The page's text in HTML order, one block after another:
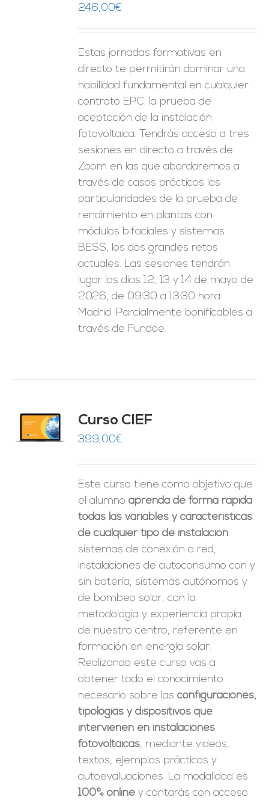
246,00€
Estas jornadas formativas en
directo te permitirán dominar una
habilidad fundamental en cualquier
contrato EPC: la prueba de
aceptación de la instalación
fotovoltaica. Tendrás acceso a tres
sesiones en directo a través de
Zoom en las que abordaremos a
través de casos prácticos las
particularidades de la prueba de
rendimiento en plantas con
módulos bifaciales y sistemas
BESS, los dos grandes retos
actuales. Las sesiones tendrán
lugar los días 12, 13 y 14 de mayo de
2026, de 09:30 a 13:30 hora
Madrid. Parcialmente bonificables a
través de Fundae.
Curso CIEF
399,00€
Este curso tiene como objetivo que
el alumnoaprenda de forma rápida
todas las variables y características
de cualquier tipo de instalación:
sistemas de conexión a red,
instalaciones de autoconsumo con y
sin batería, sistemas autónomos y
de bombeo solar, con la
metodología y experiencia propia
de nuestro centro, referente en
formación en energía solar.
Realizando este curso vas a
obtener todo el conocimiento
necesario sobre lasconfiguraciones,
tipologías y dispositivos que
intervienen en instalaciones
fotovoltaicas, mediante videos,
textos, ejemplos prácticos y
autoevaluaciones. La modalidad es
100% online y contarás con acceso